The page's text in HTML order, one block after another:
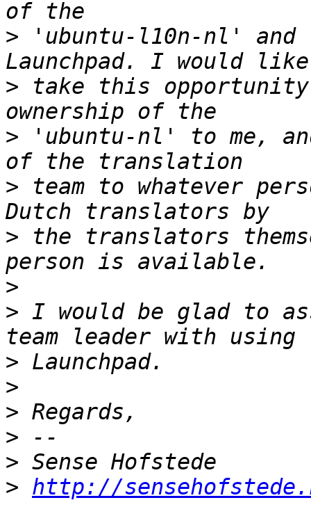
> 'ubuntu-l10n-nl' and
> take this
> 'ubuntu-nl' to me,
> team to whatever
> the translators
>
> I would be glad to
>
>
>
>
>
> http://